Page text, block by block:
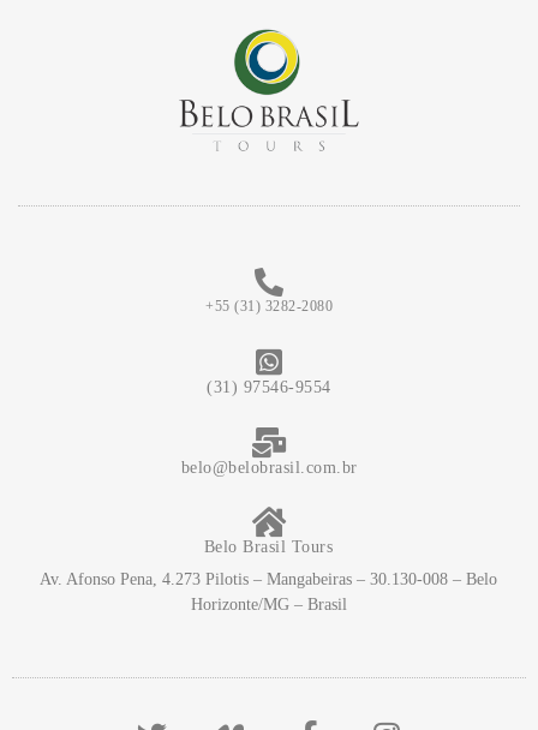
+55 (31) 3282-2080
(31) 97546-9554
belo@belobrasil.com.br
Belo Brasil Tours
Av. Afonso Pena, 4.273 Pilotis – Mangabeiras – 30.130-008 – Belo
Horizonte/MG – Brasil